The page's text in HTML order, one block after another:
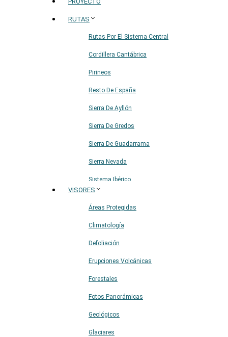
RUTAS
Rutas Por El Sistema Central
Cordillera Cantábrica
Pirineos
Resto De España
Sierra De Ayllón
Sierra De Gredos
Sierra De Guadarrama
Sierra Nevada
Sistema Ibérico
VISORES
Áreas Protegidas
Climatología
Defoliación
Erupciones Volcánicas
Forestales
Fotos Panorámicas
Geológicos
Glaciares